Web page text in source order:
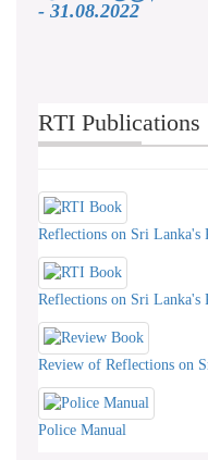
- 31.08.2022
RTI Publications
Reflections on Sri Lanka's
Reflections on Sri Lanka's
Review of Reflections on
Police Manual